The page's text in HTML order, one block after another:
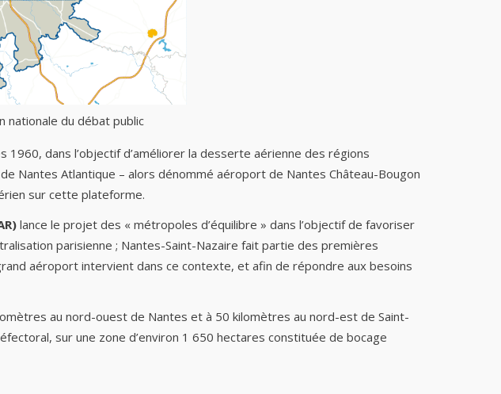
nationale du débat public
dans l’objectif d’améliorer la desserte aérienne des régions
Nantes Atlantique – alors dénommé aéroport de Nantes Château-Bougon
sur cette plateforme.
lance le projet des « métropoles d’équilibre » dans l’objectif de favoriser
parisienne ; Nantes-Saint-Nazaire fait partie des premières
aéroport intervient dans ce contexte, et afin de répondre aux besoins
au nord-ouest de Nantes et à 50 kilomètres au nord-est de Saint-
sur une zone d’environ 1 650 hectares constituée de bocage